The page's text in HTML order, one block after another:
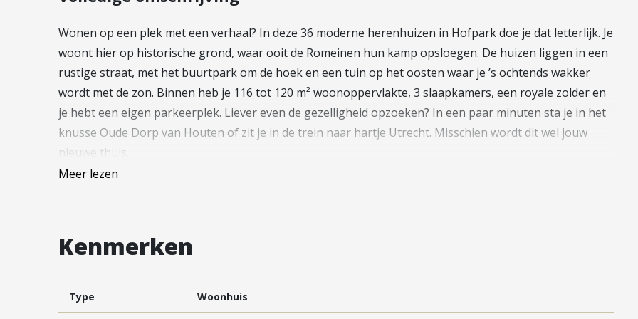
Vestiging Vleuten-De Meern en
Leidsche Rijn
Vestiging Utrecht
Vestiging Vianen
Vestiging Maarssen
Wonen op een plek met een verhaal? In deze 36 moderne herenhuizen in Hofpark doe je dat letterlijk. Je
woont hier op historische grond, waar ooit de Romeinen hun kamp opsloegen. De huizen liggen in een
rustige straat, met het buurtpark om de hoek en een tuin op het oosten waar je ’s ochtends wakker
wordt met de zon. Binnen heb je 116 tot 120 m² woonoppervlakte, 3 slaapkamers, een royale zolder en
je hebt een eigen parkeerplek. Liever even de gezelligheid opzoeken? In een paar minuten sta je in het
knusse Oude Dorp van Houten of zit je in de trein naar hartje Utrecht. Misschien wordt dit wel jouw
nieuwe thuis.
helemaal voor je ingericht. Of je nu houdt van snelle maaltijden of juist graag uitgebreid kookt, hier doe
zonnig ontbijt of een kop thee in de ochtendzon. Achterin vind je nog een praktische berging voor je
Meer lezen
Kenmerken
Type Woonhuis